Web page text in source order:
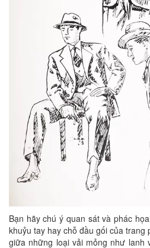
Bạn hãy chú ý quan sát và phác
khuỷu tay hay chỗ đầu gối của
giữa những loại vải mỏng như lanh